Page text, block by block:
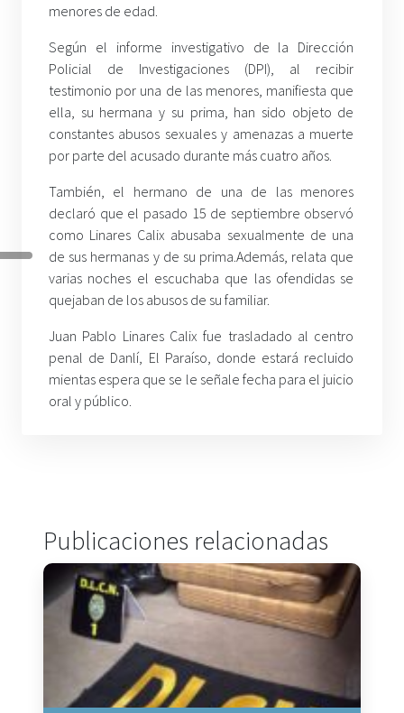
menores de edad.
Según el informe investigativo de la Dirección
Policial de Investigaciones (DPI), al recibir
testimonio por una de las menores, manifiesta que
ella, su hermana y su prima, han sido objeto de
constantes abusos sexuales y amenazas a muerte
por parte del acusado durante más cuatro años.
También, el hermano de una de las menores
declaró que el pasado 15 de septiembre observó
como Linares Calix abusaba sexualmente de una
de sus hermanas y de su prima.Además, relata que
varias noches el escuchaba que las ofendidas se
quejaban de los abusos de su familiar.
Juan Pablo Linares Calix fue trasladado al centro
penal de Danlí, El Paraíso, donde estará recluido
mientas espera que se le señale fecha para el juicio
oral y público.
Publicaciones relacionadas